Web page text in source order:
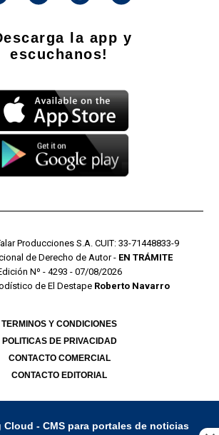
la app y
escuchanos!
Producciones S.A. CUIT: 33-71448833-9
de Derecho de Autor - EN TRÁMITE
Nº - 4293 - 07/08/2026
de El Destape Roberto Navarro
TERMINOS Y CONDICIONES
POLITICAS DE PRIVACIDAD
CONTACTO COMERCIAL
CONTACTO EDITORIAL
Cloud - CMS para portales de noticias